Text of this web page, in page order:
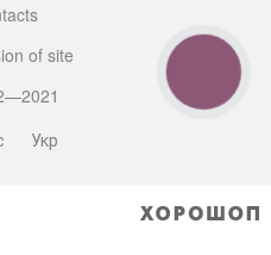
of site
Укр